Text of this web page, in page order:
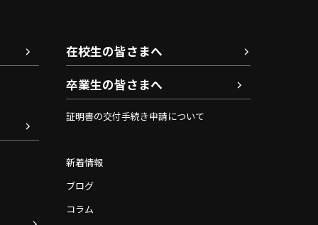
在校生の皆さまへ
卒業生の皆さまへ
証明書の交付手続き申請について
新着情報
ブログ
コラム